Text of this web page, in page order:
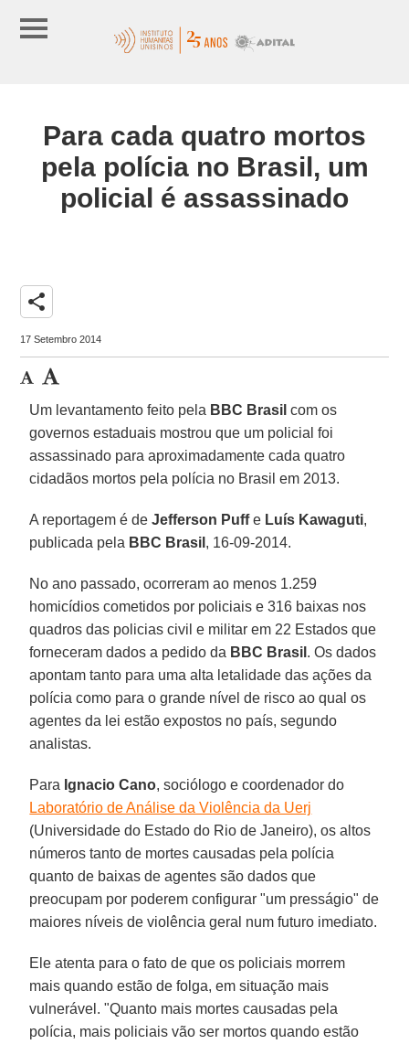
Para cada quatro mortos
pela polícia no Brasil, um
policial é assassinado
share
17 Setembro 2014
Um levantamento feito pela BBC Brasil com os
governos estaduais mostrou que um policial foi
assassinado para aproximadamente cada quatro
cidadãos mortos pela polícia no Brasil em 2013.
A reportagem é deJefferson Puffe Luís Kawaguti,
publicada pela BBC Brasil , 16-09-2014.
No ano passado, ocorreram ao menos 1.259
homicídios cometidos por policiais e 316 baixas nos
quadros das policias civil e militar em 22 Estados que
forneceram dados a pedido da BBC Brasil . Os dados
apontam tanto para uma alta letalidade das ações da
polícia como para o grande nível de risco ao qual os
agentes da lei estão expostos no país, segundo
analistas.
Para Ignacio Cano, sociólogo e coordenador do
Laboratório de Análise da Violência da Uerj
(Universidade do Estado do Rio de Janeiro), os altos
números tanto de mortes causadas pela polícia
quanto de baixas de agentes são dados que
preocupam por poderem configurar "um presságio" de
maiores níveis de violência geral num futuro imediato.
Ele atenta para o fato de que os policiais morrem
mais quando estão de folga, em situação mais
vulnerável. "Quanto mais mortes causadas pela
polícia, mais policiais vão ser mortos quando estão